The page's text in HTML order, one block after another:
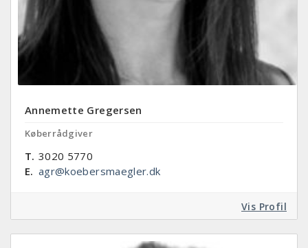
Annemette Gregersen
Køberrådgiver
T. 3020 5770
E. agr@koebersmaegler.dk
Vis Profil